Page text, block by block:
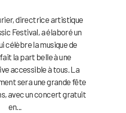
directrice artistique
Festival, a élaboré un
célèbre la musique de
la part belle à une
accessible à tous. La
sera une grande fête
avec un concert gratuit
en...